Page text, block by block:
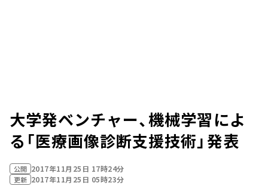
大学発ベンチャー、機械学習によ
る「医療画像診断支援技術」発表
公開 2017年11月25日 17時24分
更新 2017年11月25日 05時23分